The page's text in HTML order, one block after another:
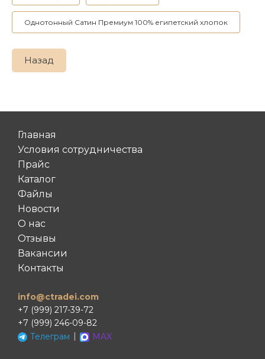
Однотонный Сатин Премиум 100% египетский хлопок
Назад
Главная
Условия сотрудничества
Прайс
Каталог
Файлы
Новости
О нас
Отзывы
Вакансии
Контакты
info@ctradei.com
+7 (999) 217-39-72
+7 (999) 246-09-82
Телеграм
MAX